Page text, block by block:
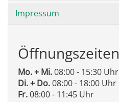
Impressum
Öffnungszeiten
Mo. + Mi.08:00 - 15:30 Uhr
Di. + Do.08:00 - 18:00 Uhr
Fr.08:00 - 11:45 Uhr